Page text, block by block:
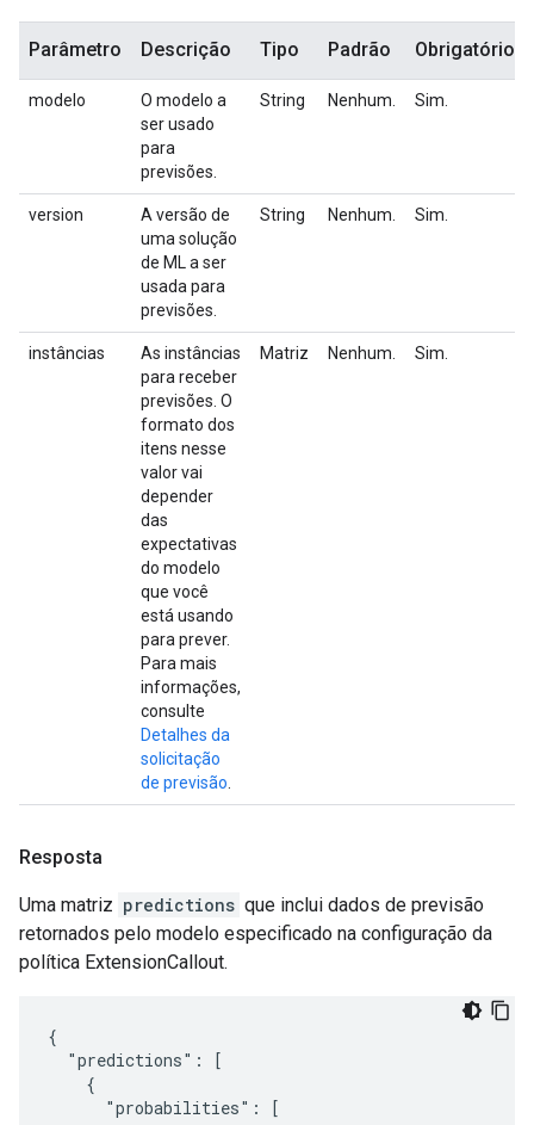
Parâmetro Descrição Tipo Padrão Obrigatório
modelo
O modelo a
ser usado
para
previsões.
String Nenhum. Sim.
version
A versão de
uma solução
de ML a ser
usada para
previsões.
String Nenhum. Sim.
instâncias
As instâncias
para receber
previsões. O
formato dos
itens nesse
valor vai
depender
das
expectativas
do modelo
que você
está usando
para prever.
Para mais
informações,
consulte
Detalhes da
solicitação
de previsão
Matriz Nenhum. Sim.
Resposta
Uma matriz predictions que inclui dados de previsão
retornados pelo modelo especificado na configuração da
política ExtensionCallout.
{
  "predictions": [
    {
      "probabilities": [